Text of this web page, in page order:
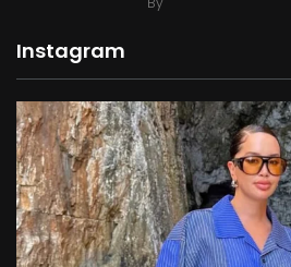
Instagram